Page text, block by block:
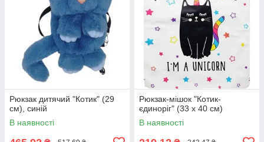
Рюкзак дитячий "Котик" (29
см), синій
В наявності
Рюкзак-мішок "Котик-
єдиноріг" (33 х 40 см)
В наявності